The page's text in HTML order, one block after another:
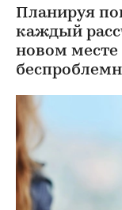
Планируя
каждый
новом